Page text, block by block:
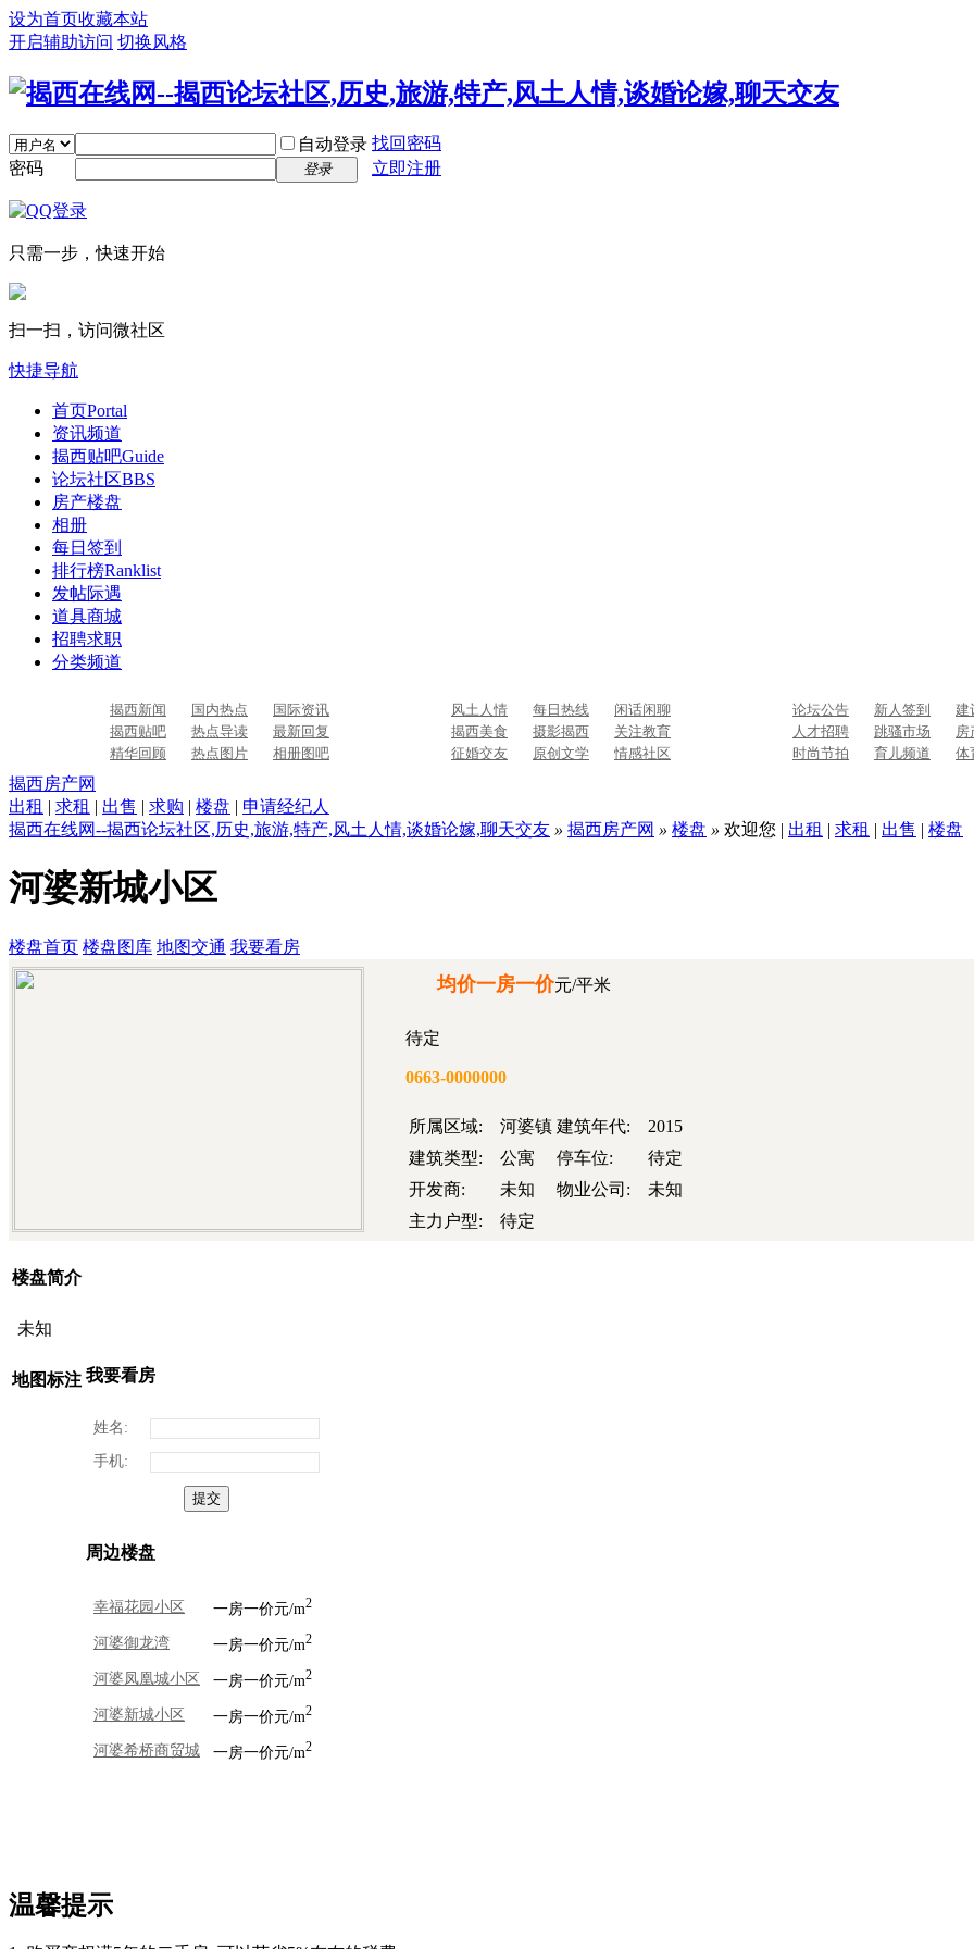
设为首页收藏本站
开启辅助访问 切换风格
自动登录 找回密码
密码
登录 立即注册
只需一步，快速开始
扫一扫，访问微社区
快捷导航
首页Portal
资讯频道
揭西贴吧Guide
论坛社区BBS
房产楼盘
相册
每日签到
排行榜Ranklist
发帖际遇
道具商城
招聘求职
分类频道
揭西新闻 国内热点
国际资讯
揭西贴吧
热点导读
最新回复
精华回顾
热点图片 相册图吧
风土人情 每日热线
闲话闲聊
揭西美食
摄影揭西
关注教育
征婚交友
原创文学 情感社区
论坛公告 新人签到
建
人才招聘
跳骚市场
房
时尚节拍
育儿频道 体
揭西房产网
出租 | 求租 | 出售 | 求购 | 楼盘 | 申请经纪人
揭西在线网--揭西论坛社区,历史,旅游,特产,风土人情,谈婚论嫁,聊天交友 » 揭西房产网 » 楼盘 » 欢迎您 | 出租 | 求租 | 出售 | 楼盘
河婆新城小区
楼盘首页 楼盘图库 地图交通 我要看房
均价一房一价元/平米
待定
0663-0000000
所属区域: 河婆镇 建筑年代:
2015
建筑类型:
公寓 停车位:
待定
开发商:
未知 物业公司:
未知
主力户型:
待定
楼盘简介
未知
地图标注 我要看房
姓名:
手机:
周边楼盘
幸福花园小区 一房一价元/m2
河婆御龙湾 一房一价元/m2
河婆凤凰城小区 一房一价元/m2
河婆新城小区 一房一价元/m2
河婆希桥商贸城 一房一价元/m2
温馨提示